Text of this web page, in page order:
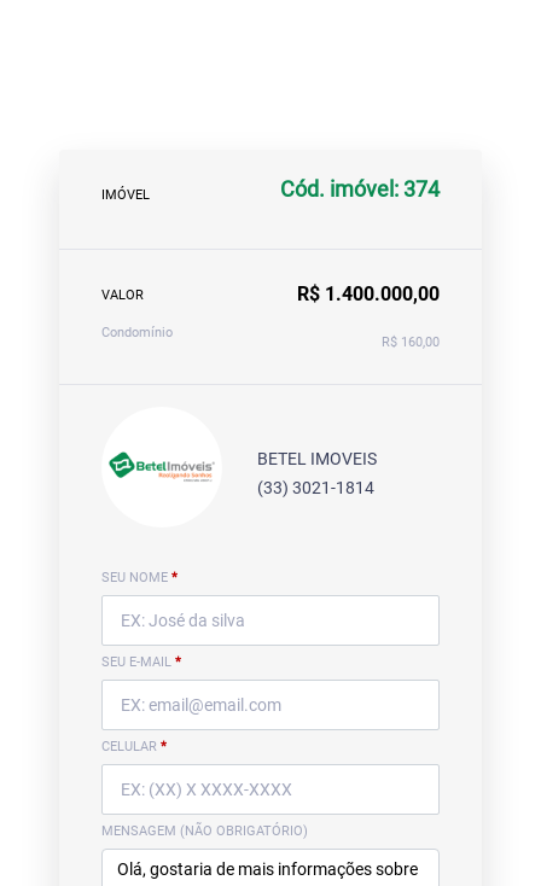
IMÓVEL Cód. imóvel: 374
VALOR R$ 1.400.000,00
Condomínio
R$ 160,00
BETEL IMOVEIS
(33) 3021-1814
SEU NOME *
SEU E-MAIL *
CELULAR *
MENSAGEM (NÃO OBRIGATÓRIO)